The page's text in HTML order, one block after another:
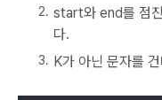
start와 end를 점
다.
K가 아닌 문자를